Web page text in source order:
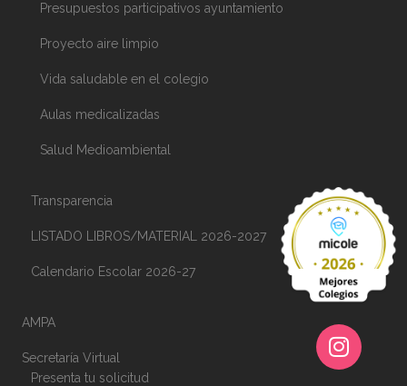
Presupuestos participativos ayuntamiento
Proyecto aire limpio​
Vida saludable en el colegio
Aulas medicalizadas
Salud Medioambiental
Transparencia
LISTADO LIBROS/MATERIAL 2026-2027
Calendario Escolar 2026-27
AMPA
Secretaría Virtual
Presenta tu solicitud